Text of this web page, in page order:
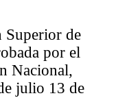
Superior de
por el
Nacional,
julio 13 de